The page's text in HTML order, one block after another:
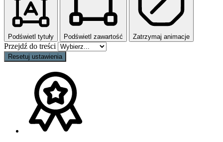
Podświetl tytuły Podświetl zawartość Zatrzymaj animacje
Przejdź do treści
Resetuj ustawienia